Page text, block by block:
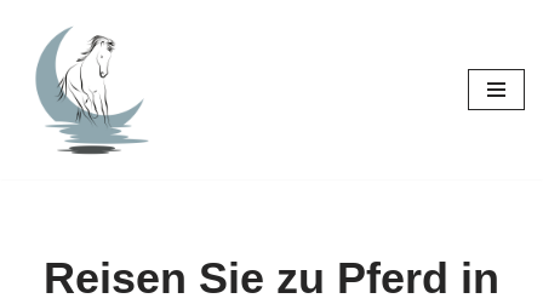
Saltar
contenido
Reisen Sie zu Pferd in